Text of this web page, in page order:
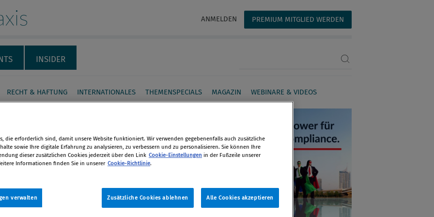
ANMELDEN PREMIUM MITGLIED WERDEN
INSIDER
RECHT & HAFTUNG INTERNATIONALES THEMENSPECIALS MAGAZIN WEBINARE & VIDEOS
Kollaps:
legt ­Defizite bei
offen
dem US-Hedge-Fonds Archegos
im Frühjahr dieses Jahres
die erforderlich sind, damit unsere Website funktioniert. Wir verwenden gegebenenfalls auch zusätzliche
sowie Ihre digitale Erfahrung zu analysieren, zu verbessern und zu personalisieren. Sie können Ihre
dieser zusätzlichen Cookies jederzeit über den Link Cookie-Einstellungen in der Fußzeile unserer
Informationen finden Sie in unserer Cookie-Richtlinie.
Zusätzliche Cookies ablehnen Alle Cookies akzeptieren
verwalten